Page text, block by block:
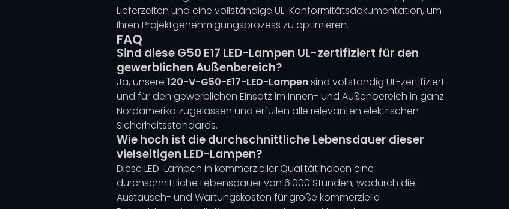
Lieferzeiten und eine vollständige UL-Konformitätsdokumentation, um
Ihren Projektgenehmigungsprozess zu optimieren.
FAQ
Sind diese G50 E17 LED-Lampen UL-zertifiziert für den
gewerblichen Außenbereich?
Ja, unsere 120-V-G50-E17-LED-Lampensind vollständig UL-zertifiziert
und für den gewerblichen Einsatz im Innen- und Außenbereich in ganz
Nordamerika zugelassen und erfüllen alle relevanten elektrischen
Sicherheitsstandards.
Wie hoch ist die durchschnittliche Lebensdauer dieser
vielseitigen LED-Lampen?
Diese LED-Lampen in kommerzieller Qualität haben eine
durchschnittliche Lebensdauer von 6.000 Stunden, wodurch die
Austausch- und Wartungskosten für große kommerzielle